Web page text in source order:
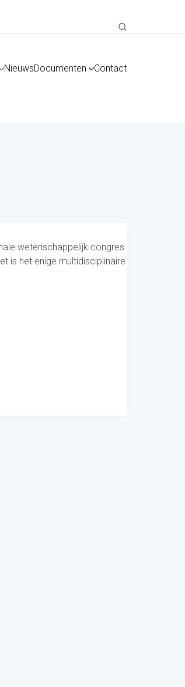
NieuwsDocumenten Contact
wetenschappelijk congres
is het enige multidisciplinaire